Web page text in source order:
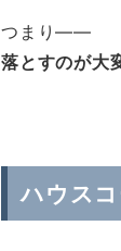
つまり――
落とすのが大
ハウス